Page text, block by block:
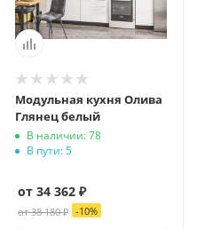
Модульная кухня Олива
Глянец белый
В наличии: 78
В пути: 5
от 34 362 ₽
от 38 180 ₽ -10%